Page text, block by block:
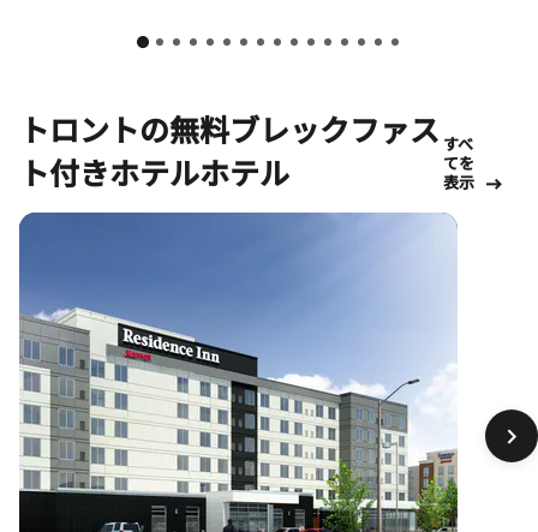
トロントの無料ブレックファス
ト付きホテルホテル
すべ
てを
表示